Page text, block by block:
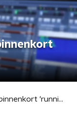
Trump kiest mogelijk binnenkort 'running mate'